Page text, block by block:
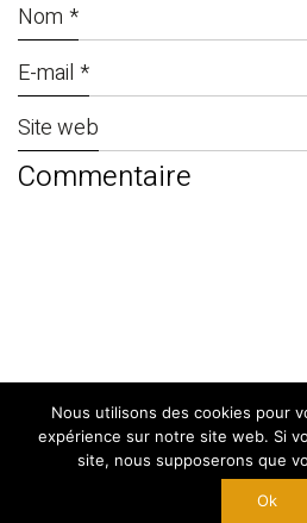
Nom *
E-mail *
Site web
© Copyright 2024. ByWest
Mentions Légales
Nous utilisons des cookies pour
expérience sur notre site web. Si
site, nous supposerons que
Ok